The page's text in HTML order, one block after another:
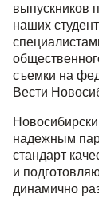
выпускников
наших
съемки на
Вести
надежным
стандарт
и
динамично